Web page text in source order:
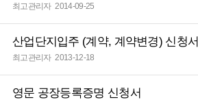
최고관리자 2014-09-25
산업단지입주 (계약, 계약변경) 신청서
최고관리자 2013-12-18
영문 공장등록증명 신청서